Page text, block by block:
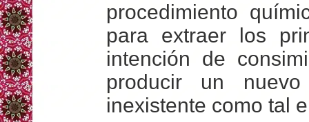
procedimiento
para extraer los
intención de
producir un nuevo
inexistente como tal